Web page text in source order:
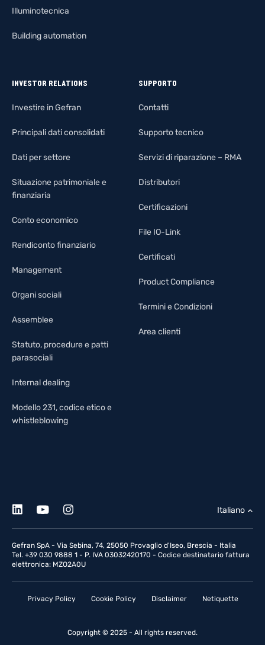
Illuminotecnica
Building automation
INVESTOR RELATIONS
Investire in Gefran
Principali dati consolidati
Dati per settore
Situazione patrimoniale e
finanziaria
Conto economico
Rendiconto finanziario
Management
Organi sociali
Assemblee
Statuto, procedure e patti
parasociali
Internal dealing
Modello 231, codice etico e
whistleblowing
SUPPORTO
Contatti
Supporto tecnico
Servizi di riparazione – RMA
Distributori
Certificazioni
File IO-Link
Certificati
Product Compliance
Termini e Condizioni
Area clienti
Gefran SpA - Via Sebina, 74, 25050 Provaglio d'Iseo, Brescia - Italia
Tel. +39 030 9888 1 - P. IVA 03032420170 - Codice destinatario fattura
elettronica: MZO2A0U
Italiano
Privacy Policy Cookie Policy Disclaimer Netiquette
Copyright © 2025 - All rights reserved.